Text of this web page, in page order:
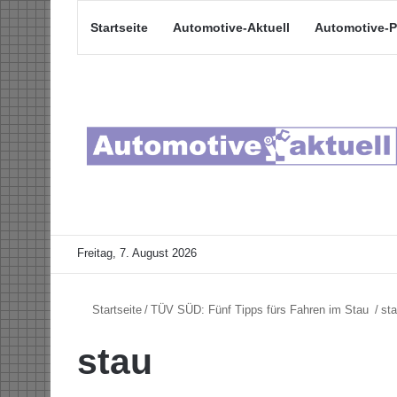
Startseite Automotive-Aktuell Automotive-
Freitag, 7. August 2026
Startseite / TÜV SÜD: Fünf Tipps fürs Fahren im Stau /
stau